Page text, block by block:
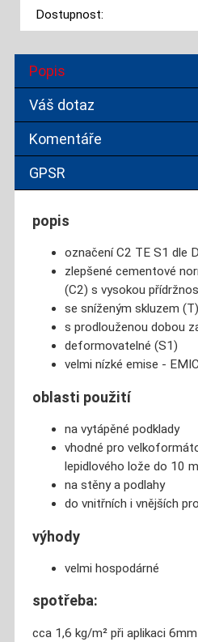
Dostupnost:
Popis
Váš dotaz
Komentáře
GPSR
popis
označení C2 TE S1 dle
zlepšené cementové
(C2) s vysokou
se sníženým skluzem (T)
s prodlouženou dobou
deformovatelné (S1)
velmi nízké emise -
oblasti použití
na vytápěné podklady
vhodné pro
lepidlového lože do 10
na stěny a podlahy
do vnitřních i vnějších
výhody
velmi hospodárné
spotřeba:
cca 1,6 kg/m² při aplikaci